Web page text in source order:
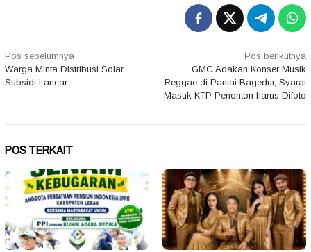
Navigasi
pos
Pos sebelumnya
Warga Minta Distribusi Solar
Subsidi Lancar
Pos berikutnya
GMC Adakan Konser Musik
Reggae di Pantai Bagedur, Syarat
Masuk KTP Penonton harus Difoto
POS TERKAIT